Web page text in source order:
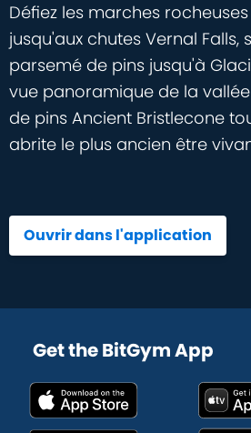
Défiez les marches
jusqu'aux chutes Vernal Falls,
parsemé de pins jusqu'à
vue panoramique de la
de pins Ancient Bristlecone
abrite le plus ancien être
Ouvrir dans l'application
Get the BitGym App